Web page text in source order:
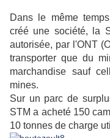
Dans le même
créé une société, la
autorisée, par l'ONT
transporter que du
marchandise sauf
mines.
Sur un parc de
STM a acheté 150
10 tonnes de charge